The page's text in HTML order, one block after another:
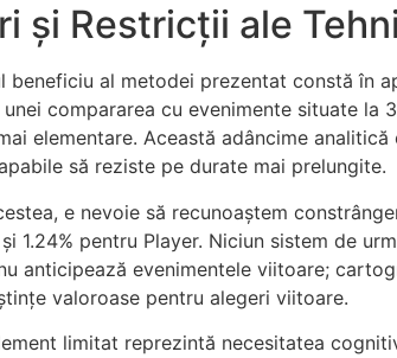
și Restricții ale
beneficiu al metodei prezentat constă în
compararea cu evenimente situate
elementare. Această adâncime
să reziste pe durate mai prelungite.
e nevoie să recunoaștem
1.24% pentru Player. Niciun sistem de
anticipează evenimentele viitoare;
valoroase pentru alegeri viitoare.
limitat reprezintă necesitatea